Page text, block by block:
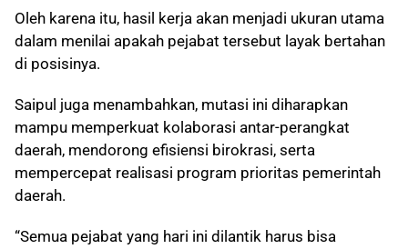
Oleh karena itu, hasil kerja akan menjadi ukuran utama
dalam menilai apakah pejabat tersebut layak bertahan
di posisinya.
Saipul juga menambahkan, mutasi ini diharapkan
mampu memperkuat kolaborasi antar-perangkat
daerah, mendorong efisiensi birokrasi, serta
mempercepat realisasi program prioritas pemerintah
daerah.
“Semua pejabat yang hari ini dilantik harus bisa